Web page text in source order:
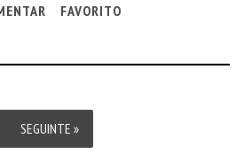
FAVORITO
SEGUINTE »